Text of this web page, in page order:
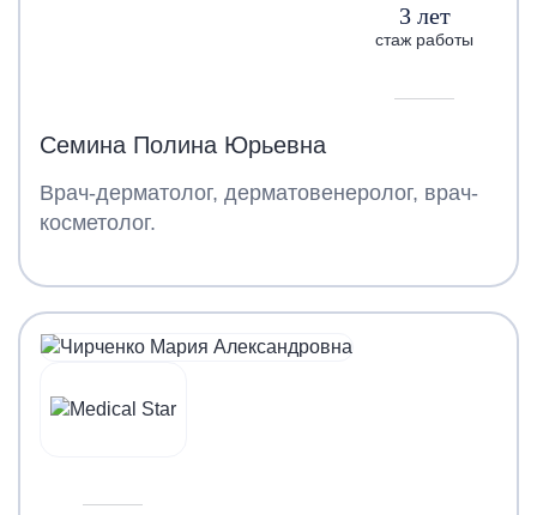
3 лет
стаж работы
Семина Полина Юрьевна
Врач-дерматолог, дерматовенеролог, врач-
косметолог.